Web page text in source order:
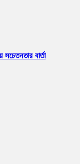
সচেতনতার বার্তা